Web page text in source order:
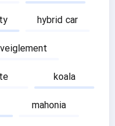
hybrid car
koala
mahonia